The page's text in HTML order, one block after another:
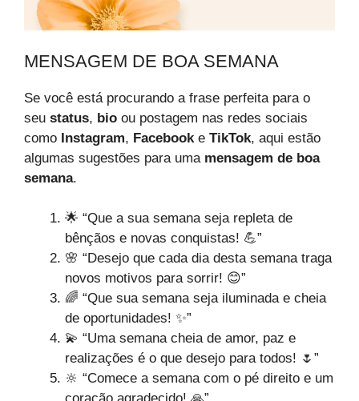
MENSAGEM DE BOA SEMANA
Se você está procurando a frase perfeita para o
seu status, bio ou postagem nas redes sociais
como Instagram, Facebook e TikTok, aqui estão
algumas sugestões para uma mensagem de boa
semana.
🌟 “Que a sua semana seja repleta de
bênçãos e novas conquistas! 💪”
🌸 “Desejo que cada dia desta semana traga
novos motivos para sorrir! 😊”
🌈 “Que sua semana seja iluminada e cheia
de oportunidades! ✨”
💫 “Uma semana cheia de amor, paz e
realizações é o que desejo para todos! 🌷”
🔆 “Comece a semana com o pé direito e um